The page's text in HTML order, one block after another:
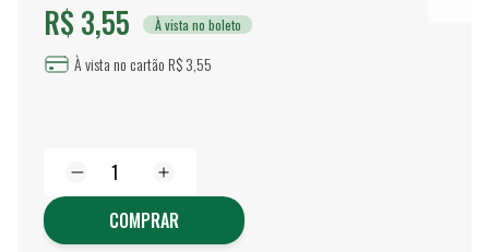
R$ 3,55 À vista no boleto
À vista no cartão R$ 3,55
COMPRAR